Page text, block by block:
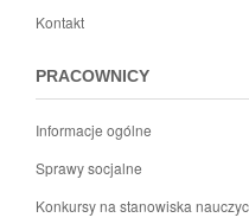
Kontakt
PRACOWNICY
Informacje ogólne
Sprawy socjalne
Konkursy na stanowiska